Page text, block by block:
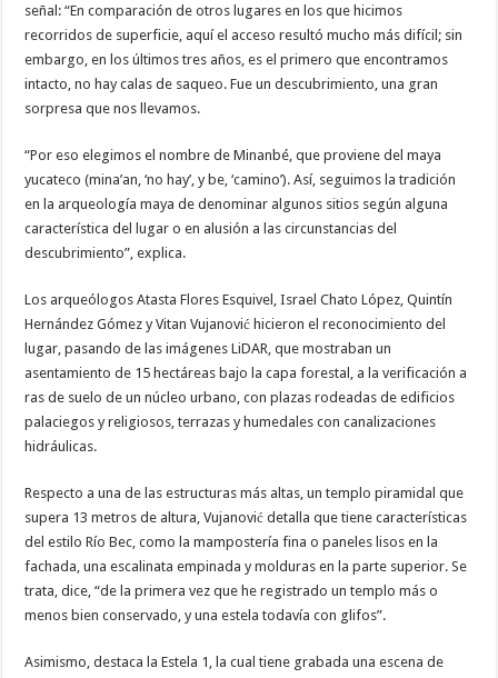
señal: “En comparación de otros lugares en los que hicimos
recorridos de superficie, aquí el acceso resultó mucho más difícil; sin
embargo, en los últimos tres años, es el primero que encontramos
intacto, no hay calas de saqueo. Fue un descubrimiento, una gran
sorpresa que nos llevamos.
“Por eso elegimos el nombre de Minanbé, que proviene del maya
yucateco (mina’an, ‘no hay’, y be, ‘camino’). Así, seguimos la tradición
en la arqueología maya de denominar algunos sitios según alguna
característica del lugar o en alusión a las circunstancias del
descubrimiento”, explica.
Los arqueólogos Atasta Flores Esquivel, Israel Chato López, Quintín
Hernández Gómez y Vitan Vujanović hicieron el reconocimiento del
lugar, pasando de las imágenes LiDAR, que mostraban un
asentamiento de 15 hectáreas bajo la capa forestal, a la verificación a
ras de suelo de un núcleo urbano, con plazas rodeadas de edificios
palaciegos y religiosos, terrazas y humedales con canalizaciones
hidráulicas.
Respecto a una de las estructuras más altas, un templo piramidal que
supera 13 metros de altura, Vujanović detalla que tiene características
del estilo Río Bec, como la mampostería fina o paneles lisos en la
fachada, una escalinata empinada y molduras en la parte superior. Se
trata, dice, “de la primera vez que he registrado un templo más o
menos bien conservado, y una estela todavía con glifos”.
Asimismo, destaca la Estela 1, la cual tiene grabada una escena de